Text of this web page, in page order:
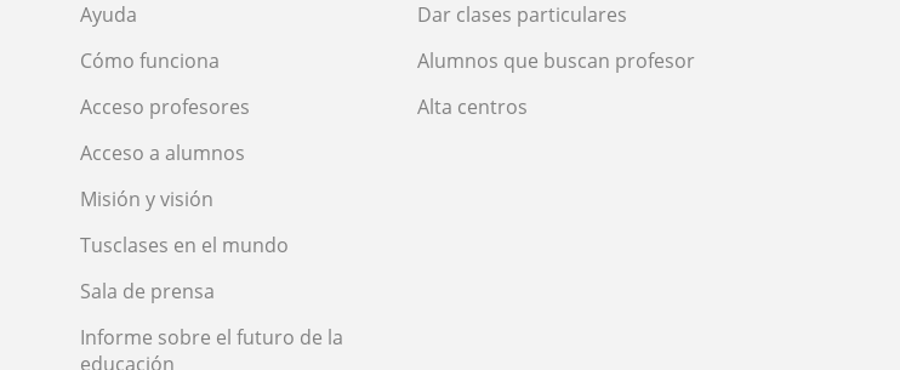
Ayuda
Cómo funciona
Acceso profesores
Acceso a alumnos
Misión y visión
Tusclases en el mundo
Sala de prensa
Informe sobre el futuro de la
educación
Dar clases particulares
Alumnos que buscan profesor
Alta centros